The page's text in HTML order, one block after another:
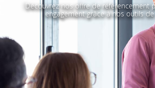
Découvrez nos offre de référencement
engagement grâce à nos outils